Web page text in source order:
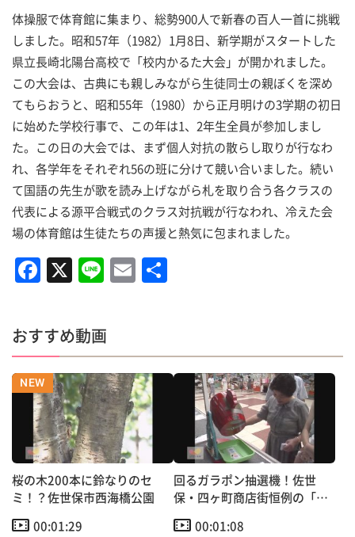
体操服で体育館に集まり、総勢900人で新春の百人一首に挑戦
しました。昭和57年（1982）1月8日、新学期がスタートした
県立長崎北陽台高校で「校内かるた大会」が開かれました。
この大会は、古典にも親しみながら生徒同士の親ぼくを深め
てもらおうと、昭和55年（1980）から正月明けの3学期の初日
に始めた学校行事で、この年は1、2年生全員が参加しまし
た。この日の大会では、まず個人対抗の散らし取りが行なわ
れ、各学年をそれぞれ56の班に分けて競い合いました。続い
て国語の先生が歌を読み上げながら札を取り合う各クラスの
代表による源平合戦式のクラス対抗戦が行なわれ、冷えた会
場の体育館は生徒たちの声援と熱気に包まれました。
F
a
c
e
b
o
o
k
X Li
n
e
E
m
l
おすすめ動画
桜の木200本に鈴なりのセ
ミ！？佐世保市西海橋公園
00:01:29
回るガラポン抽選機！佐世
保・四ヶ町商店街恒例の「中
00:01:08